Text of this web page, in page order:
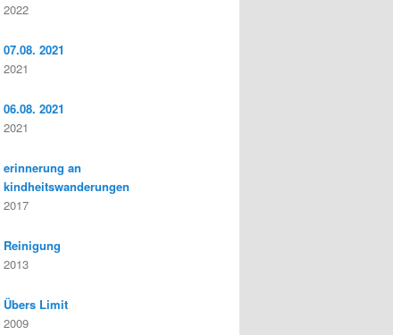
2022
07.08. 2021
2021
06.08. 2021
2021
erinnerung an
kindheitswanderungen
2017
Reinigung
2013
Übers Limit
2009